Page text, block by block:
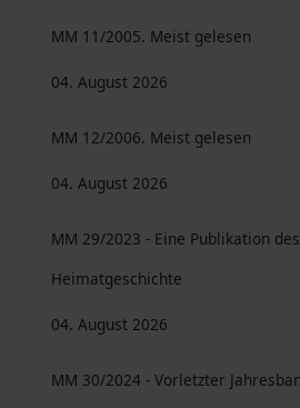
MM 11/2005. Meist gelesen
04. August 2026
MM 12/2006. Meist gelesen
04. August 2026
MM 29/2023 - Eine Publikation
Heimatgeschichte
04. August 2026
MM 30/2024 - Vorletzter